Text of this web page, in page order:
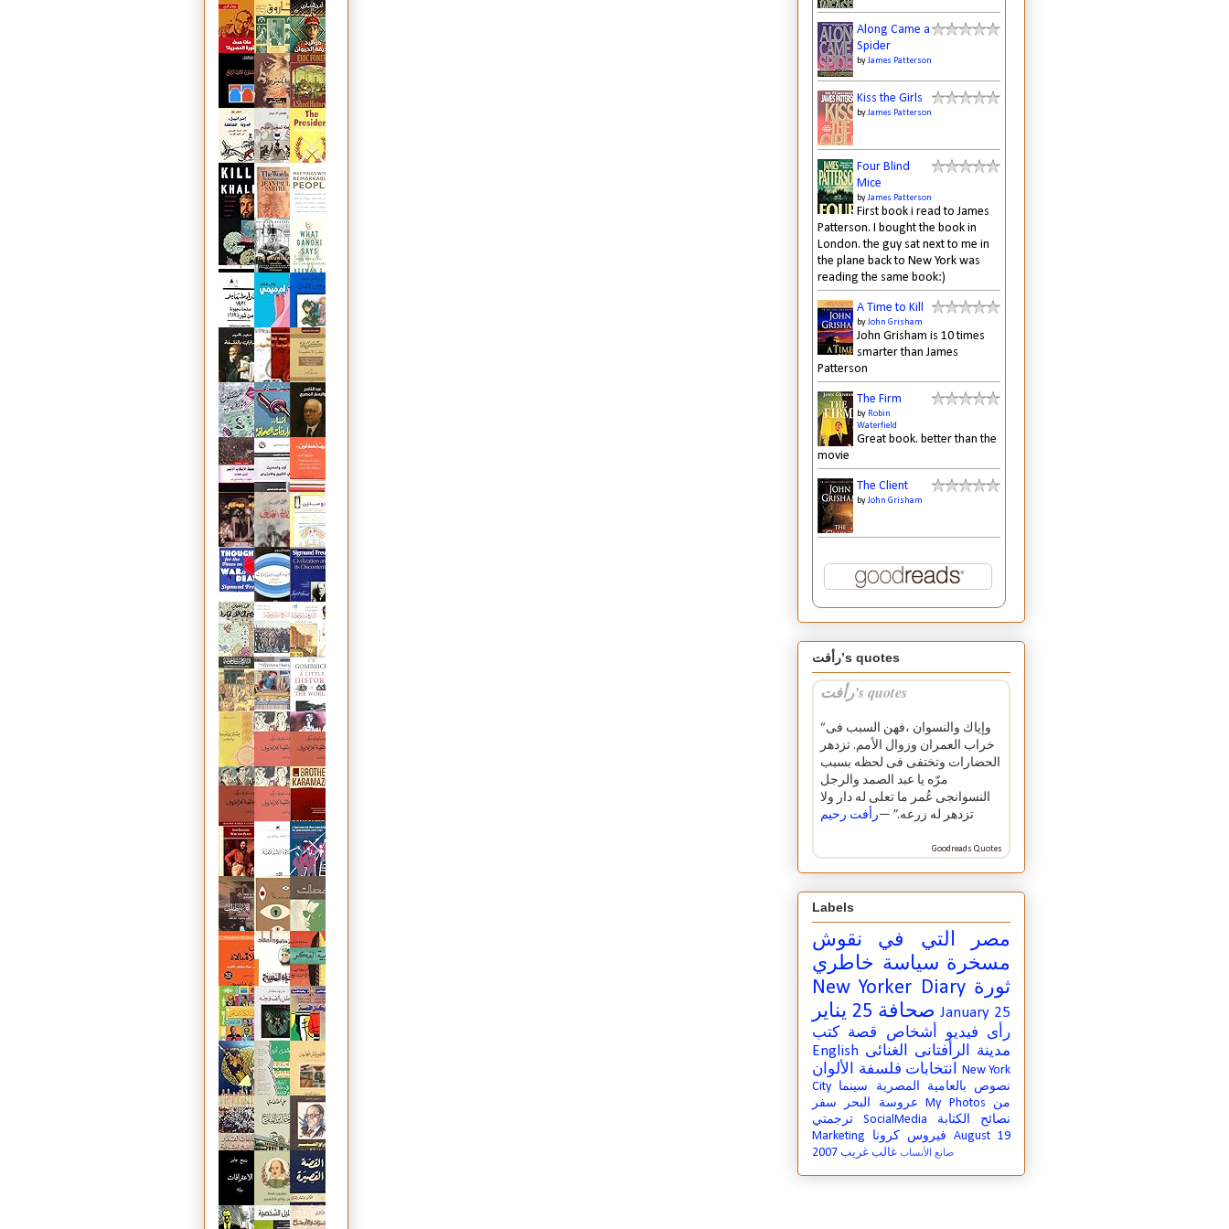
Along Came a
Spider
byJames Patterson
Kiss the Girls
byJames Patterson
Four Blind
Mice
byJames Patterson
First book i read to James
Patterson. I bought the book in
London. the guy sat next to me in
the plane back to New York was
reading the same book:)
A Time to Kill
byJohn Grisham
John Grisham is 10 times
smarter than James
Patterson
The Firm
by Robin
Waterfield
Great book. better than the
movie
The Client
byJohn Grisham
رأفت’s quotes
رأفت’s quotes
“وإياك والنسوان ،فهن السبب فى
خراب العمران وزوال الأمم. تزدهر
الحضارات وتختفى فى لحظه بسبب
مرّه يا عبد الصمد والرجل
النسوانجى عُمر ما تعلى له دار ولا
تزدهر له زرعه.” —رأفت رحيم
Goodreads Quotes
Labels
نقوش
مصر التي في
خاطري سياسة مسخرة
New Yorker Diary ثورة
25 يناير صحافة January 25
كتب
قصة أشخاص فيديو
رأى
English الرأفتانى الغنائى
مدينة
الألوان
فلسفة انتخابات
New York
City سينما
نصوص بالعامية المصرية
سفر
عروسة البحر My Photos
من
ترجمتي
SocialMedia
نصائح الكتابة
Marketing
فيروس كرونا August 19
2007 غالب غريب صانع الأنساب